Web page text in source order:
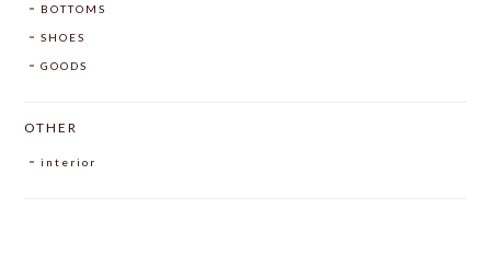
BOTTOMS
SHOES
GOODS
OTHER
interior